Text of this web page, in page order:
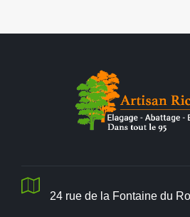
24 rue de la Fontaine du